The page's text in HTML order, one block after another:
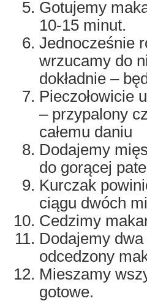
Gotujemy
10-15 minut.
Jednocześnie
wrzucamy do
dokładnie –
Pieczołowicie
– przypalony
całemu daniu
Dodajemy
do gorącej
Kurczak
ciągu dwóch
Cedzimy
Dodajemy
odcedzony
Mieszamy
gotowe.